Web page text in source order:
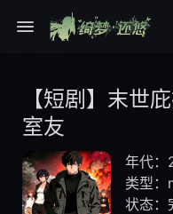
【短剧】末世
室友
年代：
类型：
状态：